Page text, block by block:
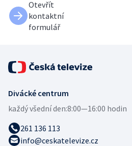
Otevřít
kontaktní
formulář
Divácké centrum
každý všední den:8:00—16:00 hodin
261 136 113
info@ceskatelevize.cz